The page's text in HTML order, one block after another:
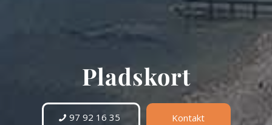
Pladskort
97 92 16 35 Kontakt